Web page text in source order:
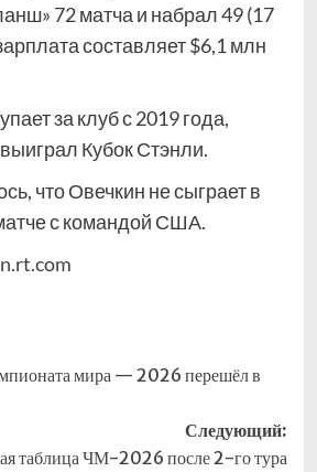
72 матча и набрал 49 (17
составляет $6,1 млн
за клуб с 2019 года,
Кубок Стэнли.
что Овечкин не сыграет в
с командой США.
мира — 2026 перешёл в
Следующий:
таблица ЧМ-2026 после 2-го тура